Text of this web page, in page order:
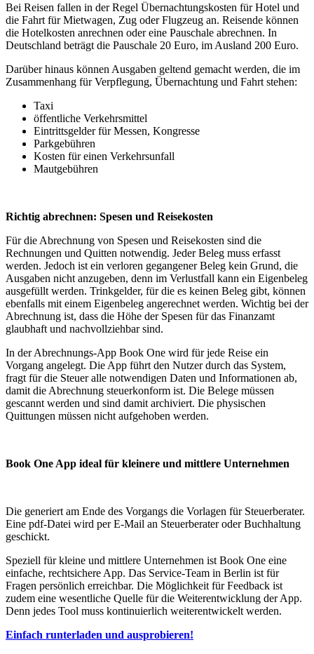
Bei Reisen fallen in der Regel Übernachtungskosten für Hotel und
die Fahrt für Mietwagen, Zug oder Flugzeug an. Reisende können
die Hotelkosten anrechnen oder eine Pauschale abrechnen. In
Deutschland beträgt die Pauschale 20 Euro, im Ausland 200 Euro.
Darüber hinaus können Ausgaben geltend gemacht werden, die im
Zusammenhang für Verpflegung, Übernachtung und Fahrt stehen:
Taxi
öffentliche Verkehrsmittel
Eintrittsgelder für Messen, Kongresse
Parkgebühren
Kosten für einen Verkehrsunfall
Mautgebühren
Richtig abrechnen: Spesen und Reisekosten
Für die Abrechnung von Spesen und Reisekosten sind die
Rechnungen und Quitten notwendig. Jeder Beleg muss erfasst
werden. Jedoch ist ein verloren gegangener Beleg kein Grund, die
Ausgaben nicht anzugeben, denn im Verlustfall kann ein Eigenbeleg
ausgefüllt werden. Trinkgelder, für die es keinen Beleg gibt, können
ebenfalls mit einem Eigenbeleg angerechnet werden. Wichtig bei der
Abrechnung ist, dass die Höhe der Spesen für das Finanzamt
glaubhaft und nachvollziehbar sind.
In der Abrechnungs-App Book One wird für jede Reise ein
Vorgang angelegt. Die App führt den Nutzer durch das System,
fragt für die Steuer alle notwendigen Daten und Informationen ab,
damit die Abrechnung steuerkonform ist. Die Belege müssen
gescannt werden und sind damit archiviert. Die physischen
Quittungen müssen nicht aufgehoben werden.
Book One App ideal für kleinere und mittlere Unternehmen
Die generiert am Ende des Vorgangs die Vorlagen für Steuerberater.
Eine pdf-Datei wird per E-Mail an Steuerberater oder Buchhaltung
geschickt.
Speziell für kleine und mittlere Unternehmen ist Book One eine
einfache, rechtsichere App. Das Service-Team in Berlin ist für
Fragen persönlich erreichbar. Die Möglichkeit für Feedback ist
zudem eine wesentliche Quelle für die Weiterentwicklung der App.
Denn jedes Tool muss kontinuierlich weiterentwickelt werden.
Einfach runterladen und ausprobieren!